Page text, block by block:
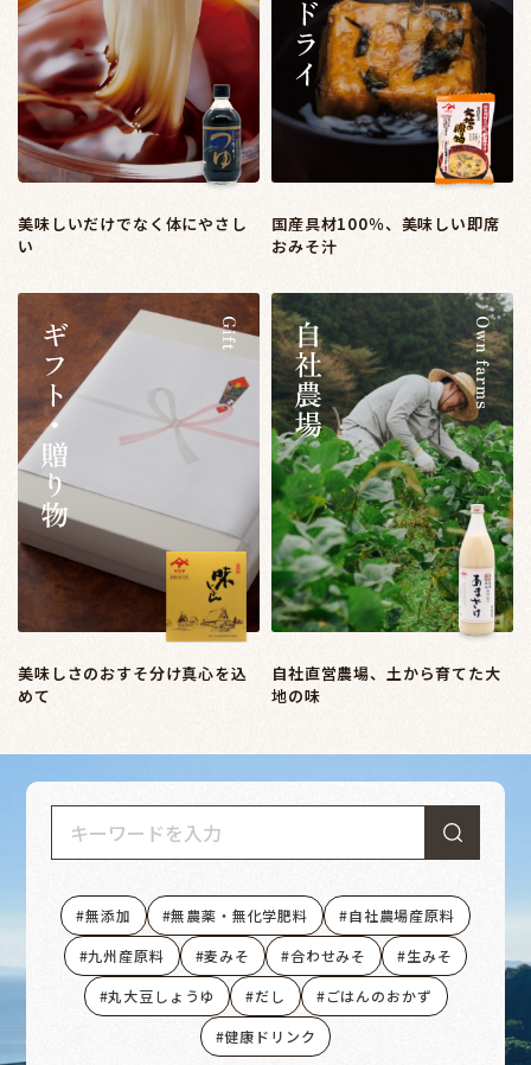
美味しいだけでなく体にやさし
い
国産具材100％、美味しい即席
おみそ汁
美味しさのおすそ分け真心を込
めて
自社直営農場、土から育てた大
地の味
無添加 無農薬・無化学肥料
自社農場産原料
九州産原料
麦みそ 合わせみそ
生みそ
丸大豆しょうゆ
だし
ごはんのおかず
健康ドリンク